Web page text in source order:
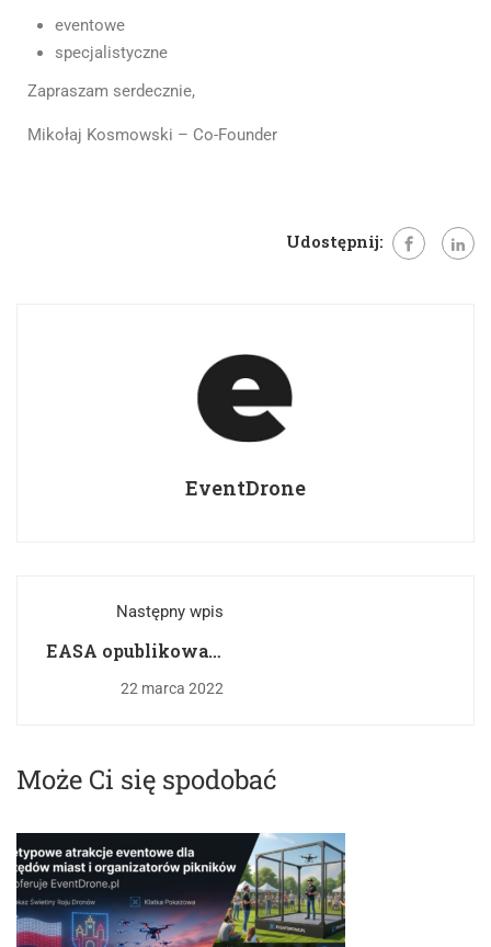
eventowe
specjalistyczne
Zapraszam serdecznie,
Mikołaj Kosmowski – Co-Founder
Udostępnij:
EventDrone
Następny wpis
EASA opublikowała
NOWE
22 marca 2022
Może Ci się spodobać